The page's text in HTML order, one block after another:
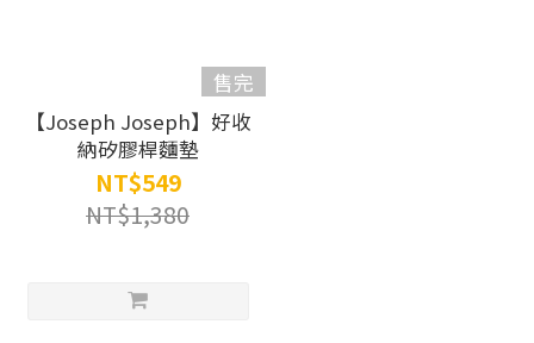
售完
【Joseph Joseph】好收
納矽膠桿麵墊
NT$549
NT$1,380